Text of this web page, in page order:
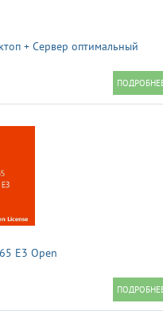
+ Сервер оптимальный
E3 Open